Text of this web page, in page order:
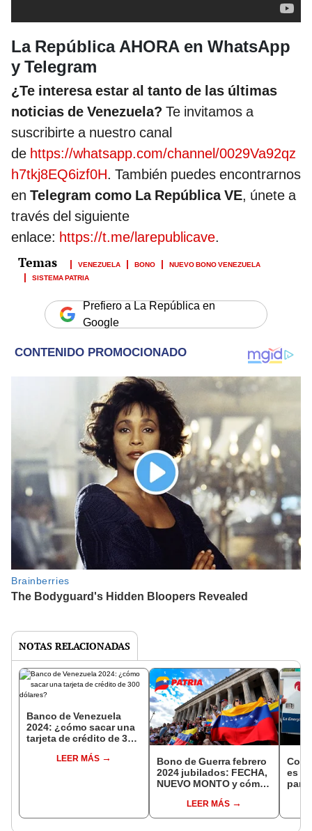
La República AHORA en WhatsApp
y Telegram
¿Te interesa estar al tanto de las últimas
noticias de Venezuela? Te invitamos a
suscribirte a nuestro canal
de https://whatsapp.com/channel/0029Va92qz
h7tkj8EQ6izf0H. También puedes encontrarnos
en Telegram como La República VE, únete a
través del siguiente
enlace: https://t.me/larepublicave.
VENEZUELA BONO
NUEVO BONO VENEZUELA
SISTEMA PATRIA
Prefiero a La República en
Google
NOTAS RELACIONADAS
Banco de Venezuela
2024: ¿cómo sacar una
tarjeta de crédito de 300
LEER MÁS
Bono de Guerra febrero
2024 jubilados: FECHA,
NUEVO MONTO y cómo
LEER MÁS
es el
para